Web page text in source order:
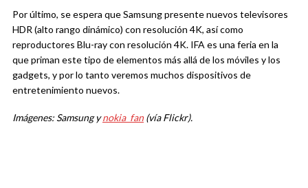
Por último, se espera que Samsung presente nuevos televisores
HDR (alto rango dinámico) con resolución 4K, así como
reproductores Blu-ray con resolución 4K. IFA es una feria en la
que priman este tipo de elementos más allá de los móviles y los
gadgets, y por lo tanto veremos muchos dispositivos de
entretenimiento nuevos.
Imágenes: Samsung ynokia_fan(vía Flickr).